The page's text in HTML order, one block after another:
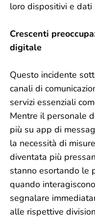
loro dispositivi e dati
Crescenti
digitale
Questo incidente
canali di
servizi essenziali
Mentre il personale
più su app di
la necessità di
diventata più
stanno esortando le
quando
segnalare
alle rispettive